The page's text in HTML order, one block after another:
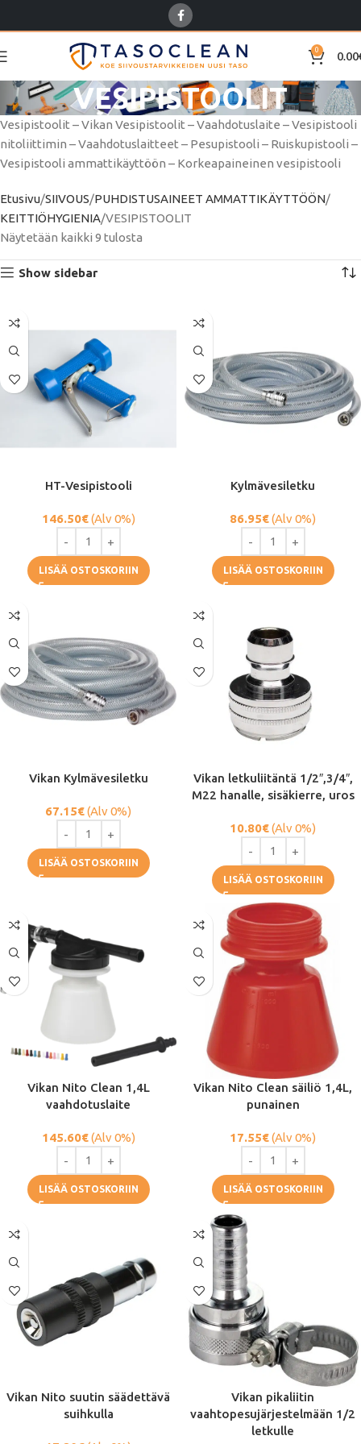
0 0.00
VESIPISTOOLIT
Vesipistoolit – Vikan Vesipistoolit – Vaahdotuslaite – Vesipistooli
nitoliittimin – Vaahdotuslaitteet – Pesupistooli – Ruiskupistooli –
Vesipistooli ammattikäyttöön – Korkeapaineinen vesipistooli
Etusivu SIIVOUS PUHDISTUSAINEET AMMATTIKÄYTTÖÖN
KEITTIÖHYGIENIA VESIPISTOOLIT
Näytetään kaikki 9 tulosta
Show sidebar
HT-Vesipistooli
146.50€(Alv 0%)
LISÄÄ OSTOSKORIIN
Kylmävesiletku
86.95€(Alv 0%)
LISÄÄ OSTOSKORIIN
Vikan Kylmävesiletku
67.15€(Alv 0%)
LISÄÄ OSTOSKORIIN
Vikan letkuliitäntä 1/2″,3/4″,
M22 hanalle, sisäkierre, uros
10.80€(Alv 0%)
LISÄÄ OSTOSKORIIN
Vikan Nito Clean 1,4L
vaahdotuslaite
145.60€(Alv 0%)
LISÄÄ OSTOSKORIIN
Vikan Nito Clean säiliö 1,4L,
punainen
17.55€(Alv 0%)
LISÄÄ OSTOSKORIIN
Vikan Nito suutin säädettävä
suihkulla
Vikan pikaliitin
vaahtopesujärjestelmään 1/2
letkulle